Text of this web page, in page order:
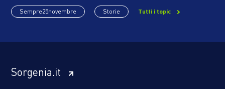
Sempre25novembre Storie Tutti i topic
Sorgenia.it